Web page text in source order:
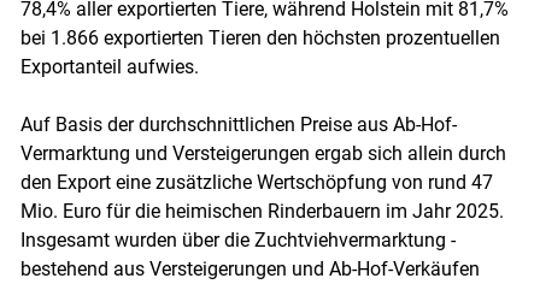
78,4% aller exportierten Tiere, während Holstein mit 81,7%
bei 1.866 exportierten Tieren den höchsten prozentuellen
Exportanteil aufwies.
Auf Basis der durchschnittlichen Preise aus Ab-Hof-
Vermarktung und Versteigerungen ergab sich allein durch
den Export eine zusätzliche Wertschöpfung von rund 47
Mio. Euro für die heimischen Rinderbauern im Jahr 2025.
Insgesamt wurden über die Zuchtviehvermarktung -
bestehend aus Versteigerungen und Ab-Hof-Verkäufen